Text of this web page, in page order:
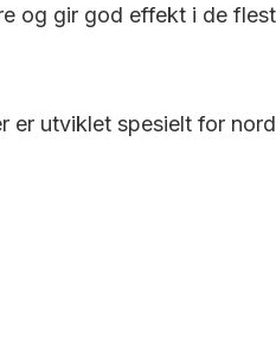
og gir god effekt i de
er utviklet spesielt for